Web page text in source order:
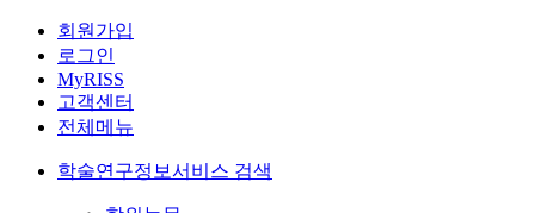
회원가입
로그인
MyRISS
고객센터
전체메뉴
학술연구정보서비스 검색